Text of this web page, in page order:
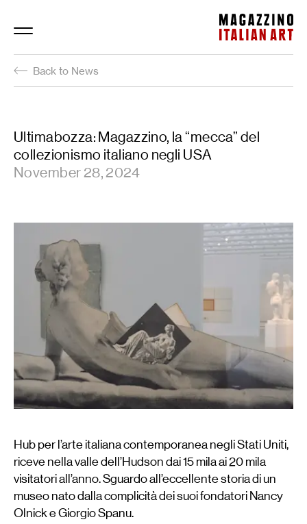
Magazzino Italian Art
Back to News
Ultimabozza: Magazzino, la “mecca” del
collezionismo italiano negli USA
November 28, 2024
Hub per l’arte italiana contemporanea negli Stati Uniti,
riceve nella valle dell’Hudson dai 15 mila ai 20 mila
visitatori all’anno. Sguardo all’eccellente storia di un
museo nato dalla complicità dei suoi fondatori Nancy
Olnick e Giorgio Spanu.